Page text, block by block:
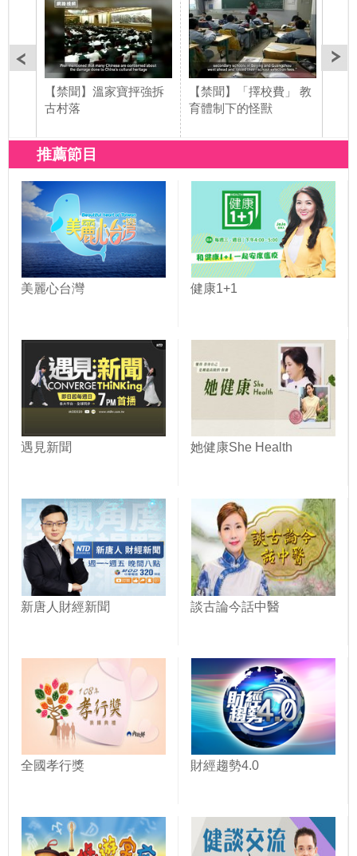
【禁聞】溫家寶抨強拆
古村落
【禁聞】「擇校費」 教
育體制下的怪獸
推薦節目
美麗心台灣 健康1+1
遇見新聞 她健康She Health
新唐人財經新聞 談古論今話中醫
全國孝行獎 財經趨勢4.0